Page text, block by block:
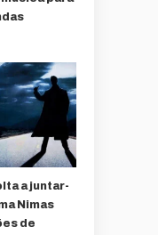
a juntar-
Nimas
de